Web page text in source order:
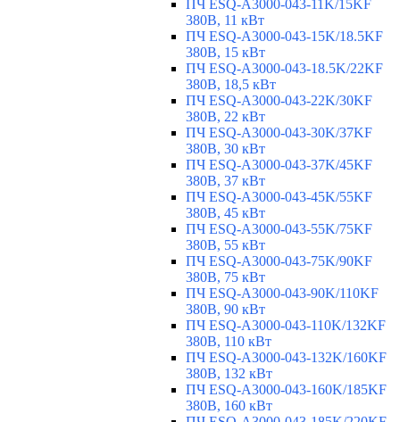
ПЧ ESQ-A3000-043-11K/15KF
380В, 11 кВт
ПЧ ESQ-A3000-043-15K/18.5KF
380В, 15 кВт
ПЧ ESQ-A3000-043-18.5K/22KF
380В, 18,5 кВт
ПЧ ESQ-A3000-043-22K/30KF
380В, 22 кВт
ПЧ ESQ-A3000-043-30K/37KF
380В, 30 кВт
ПЧ ESQ-A3000-043-37K/45KF
380В, 37 кВт
ПЧ ESQ-A3000-043-45K/55KF
380В, 45 кВт
ПЧ ESQ-A3000-043-55K/75KF
380В, 55 кВт
ПЧ ESQ-A3000-043-75K/90KF
380В, 75 кВт
ПЧ ESQ-A3000-043-90K/110KF
380В, 90 кВт
ПЧ ESQ-A3000-043-110K/132KF
380В, 110 кВт
ПЧ ESQ-A3000-043-132K/160KF
380В, 132 кВт
ПЧ ESQ-A3000-043-160K/185KF
380В, 160 кВт